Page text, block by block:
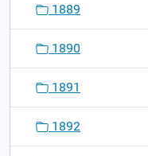
1889
1890
1891
1892